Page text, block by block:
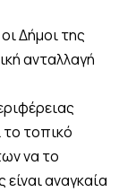
Δήμοι της
ανταλλαγή
το τοπικό
να το
αναγκαία